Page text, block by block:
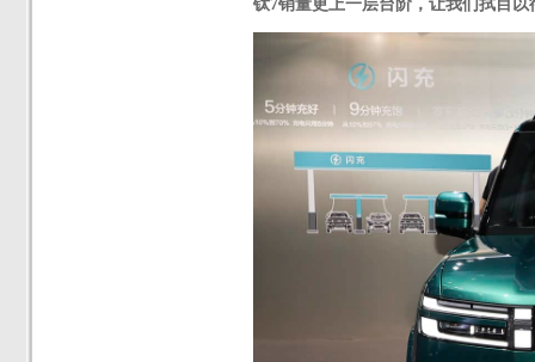
钛7销量更上一层台阶，让我们拭目以